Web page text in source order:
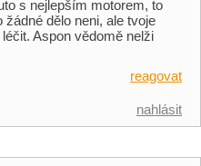
s nejlepším motorem, to
dělo neni, ale tvoje
Aspon vědomě nelži
reagovat
nahlásit